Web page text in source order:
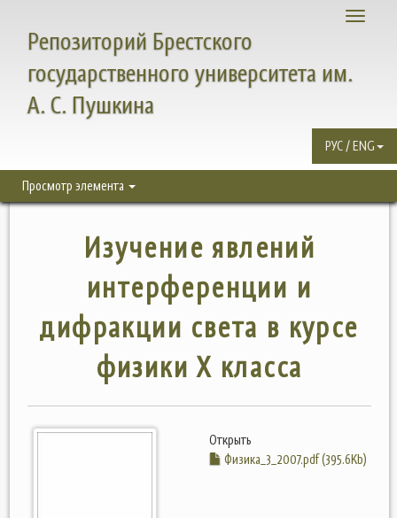
Toggle
Репозиторий Брестского
государственного университета им.
А. С. Пушкина
РУС / ENG
Просмотр элемента
Изучение явлений
интерференции и
дифракции света в курсе
физики Х класса
Открыть
Физика_3_2007.pdf (395.6Kb)